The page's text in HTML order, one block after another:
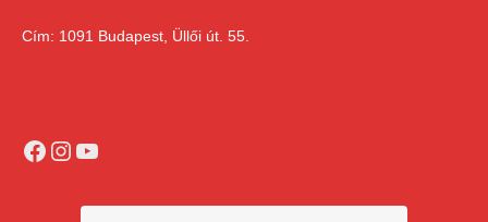
Cím: 1091 Budapest, Üllői út. 55.
Facebook
Instagram
YouTube